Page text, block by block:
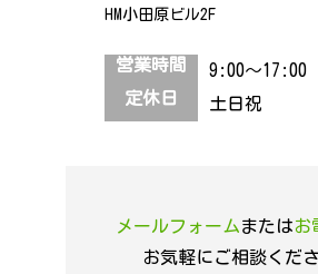
HM小田原ビル2F
営業時間
9:00～17:00
定休日
土日祝
メールフォームまたはお
お気軽にご相談くださ